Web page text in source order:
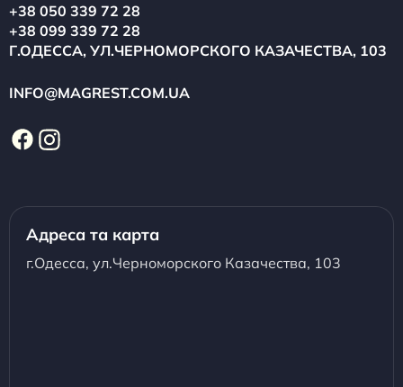
+38 050 339 72 28
+38 099 339 72 28
Г.ОДЕССА, УЛ.ЧЕРНОМОРСКОГО КАЗАЧЕСТВА, 103
INFO@MAGREST.COM.UA
Адреса та карта
г.Одесса, ул.Черноморского Казачества, 103